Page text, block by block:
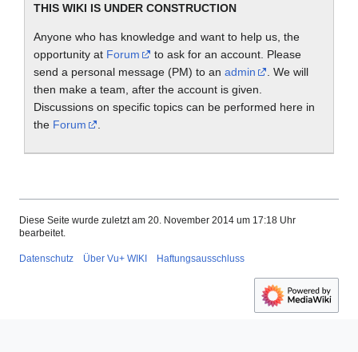
THIS WIKI IS UNDER CONSTRUCTION
Anyone who has knowledge and want to help us, the
opportunity at Forum
to ask for an account. Please
send a personal message (PM) to an admin
. We will
then make a team, after the account is given.
Discussions on specific topics can be performed here in
the Forum
Diese Seite wurde zuletzt am 20. November 2014 um 17:18 Uhr
bearbeitet.
Datenschutz Über Vu+ WIKI Haftungsausschluss